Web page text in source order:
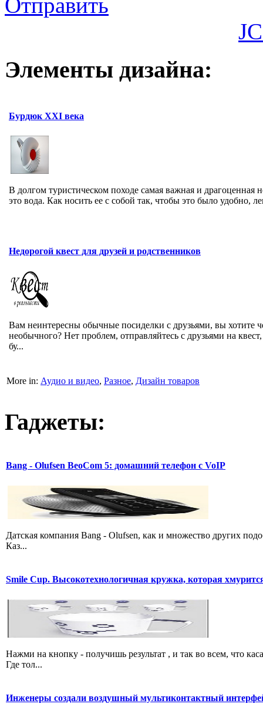
Отправить
Элементы дизайна:
Бурдюк XXI века
В долгом туристическом походе самая важная и драгоценная
это вода. Как носить ее с собой так, чтобы это было удобно,
Недорогой квест для друзей и родственников
Вам неинтересны обычные посиделки с друзьями, вы хотите
необычного? Нет проблем, отправляйтесь с друзьями на квест,
бу...
More in: Аудио и видео, Разное, Дизайн товаров
Гаджеты:
Bang - Olufsen BeoCom 5: домашний телефон с VoIP
Датская компания Bang - Olufsen, как и множество других
Каз...
Smile Cup. Высокотехнологичная кружка, которая
Нажми на кнопку - получишь результат , и так во всем, что
Где тол...
Инженеры создали воздушный мультиконтактный